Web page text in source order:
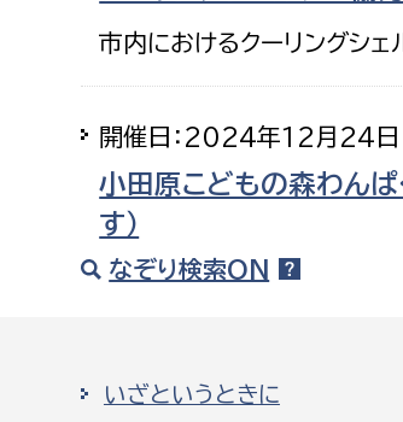
建設部
建設政策課
土木管理課
道水路整備課
みどり公園課
市内におけるクーリングシ
開催日：2024年12月24
小田原こどもの森わん
す）
なぞり検索ON
いざというときに